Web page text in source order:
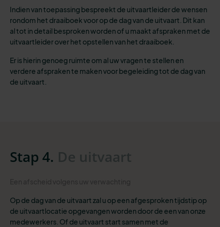
Indien van toepassing bespreekt de uitvaartleider de wensen
rondom het draaiboek voor op de dag van de uitvaart. Dit kan
al tot in detail besproken worden of u maakt afspraken met de
uitvaartleider over het opstellen van het draaiboek.
Er is hierin genoeg ruimte om al uw vragen te stellen en
verdere afspraken te maken voor begeleiding tot de dag van
de uitvaart.
Stap 4. De uitvaart
Op de dag van de uitvaart zal u op een afgesproken tijdstip op
de uitvaartlocatie opgevangen worden door de een van onze
medewerkers. Of de uitvaart start samen met de